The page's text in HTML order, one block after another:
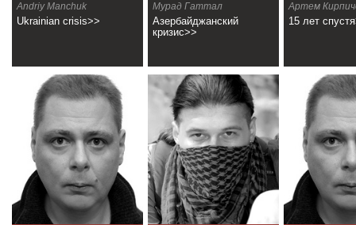
Andriy Manchuk
Ukrainian crisis>>
Мурад Гаттал
Азербайджанский
кризис>>
Артем
15 лет